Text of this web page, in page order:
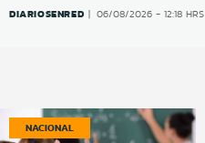
DIARIOSENRED 06/08/2026 - 12:18 HRS
NACIONAL